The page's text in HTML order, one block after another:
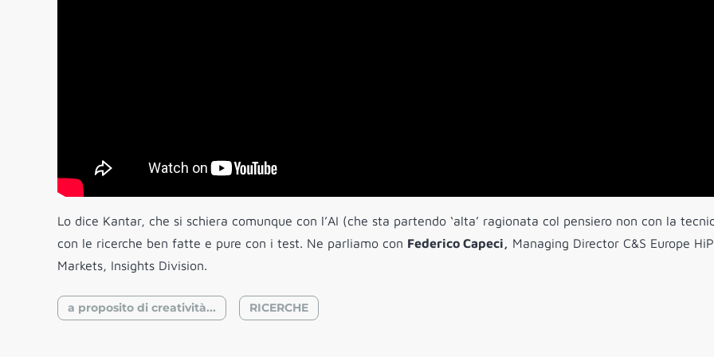
Lo dice Kantar, che si schiera comunque con l’AI (che sta partendo ‘alta’ ragionata col pensiero non con la
con le ricerche ben fatte e pure con i test. Ne parliamo con Federico Capeci, Managing Director C&S Europe
Markets, Insights Division.
a proposito di creatività... RICERCHE